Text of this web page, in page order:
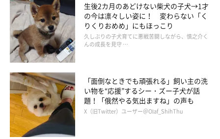
靴下が大好きなぽん太郎くん。仕事から帰宅したパパさんの足元で、いつも
靴下をもらえるのを待っているのだとか。靴下をくわえてハムハムしながら
楽しんでいることが多いそう。
@kuma_pon0907
いるという、ぽん太郎くん。人も犬も大好きなフレンドリーなコ
だそうで、なでられるとすぐにゴローンと転がってお腹を見せた
りと、甘え上手なコでもあるのだとか。
生後2カ月のあどけない柴犬の子犬→1才
の今は凛々しい姿に！ 変わらない「く
りくりおめめ」にもほっこり
久しぶりの子犬育てに悪戦苦闘しながら、慎之介く
んの成長を見守 …
「面倒なときでも頑張れる」飼い主の洗
い物を“応援”するシー・ズー子犬が話
題！「俄然やる気出ますね」の声も
X（旧Twitter）ユーザー＠Olaf_ShihThu